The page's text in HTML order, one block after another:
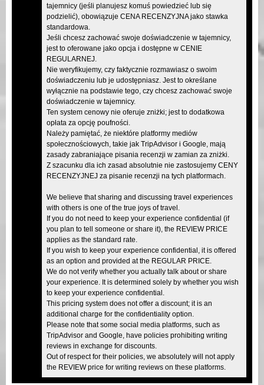
tajemnicy (jeśli planujesz komuś powiedzieć lub się
podzielić), obowiązuje CENA RECENZYJNA jako stawka
standardowa.
Jeśli chcesz zachować swoje doświadczenie w tajemnicy,
jest to oferowane jako opcja i dostępne w CENIE
REGULARNEJ.
Nie weryfikujemy, czy faktycznie rozmawiasz o swoim
doświadczeniu lub je udostępniasz. Jest to określane
wyłącznie na podstawie tego, czy chcesz zachować swoje
doświadczenie w tajemnicy.
Ten system cenowy nie oferuje zniżki; jest to dodatkowa
opłata za opcję poufności.
Należy pamiętać, że niektóre platformy mediów
społecznościowych, takie jak TripAdvisor i Google, mają
zasady zabraniające pisania recenzji w zamian za zniżki.
Z szacunku dla ich zasad absolutnie nie zastosujemy CENY
RECENZYJNEJ za pisanie recenzji na tych platformach.
We believe that sharing and discussing travel experiences
with others is one of the true joys of travel.
If you do not need to keep your experience confidential (if
you plan to tell someone or share it), the REVIEW PRICE
applies as the standard rate.
If you wish to keep your experience confidential, it is offered
as an option and provided at the REGULAR PRICE.
We do not verify whether you actually talk about or share
your experience. It is determined solely by whether you wish
to keep your experience confidential.
This pricing system does not offer a discount; it is an
additional charge for the confidentiality option.
Please note that some social media platforms, such as
TripAdvisor and Google, have policies prohibiting writing
reviews in exchange for discounts.
Out of respect for their policies, we absolutely will not apply
the REVIEW price for writing reviews on these platforms.